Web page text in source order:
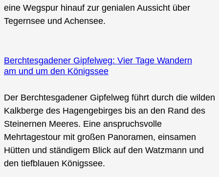
eine Wegspur hinauf zur genialen Aussicht über
Tegernsee und Achensee.
Berchtesgadener Gipfelweg: Vier Tage Wandern
am und um den Königssee
Der Berchtesgadener Gipfelweg führt durch die wilden
Kalkberge des Hagengebirges bis an den Rand des
Steinernen Meeres. Eine anspruchsvolle
Mehrtagestour mit großen Panoramen, einsamen
Hütten und ständigem Blick auf den Watzmann und
den tiefblauen Königssee.